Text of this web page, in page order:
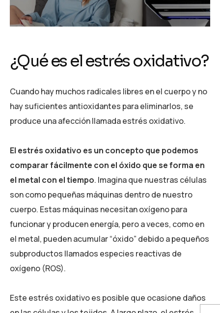
¿Qué es el estrés oxidativo?
Cuando hay muchos radicales libres en el cuerpo y no
hay suficientes antioxidantes para eliminarlos, se
produce una afección llamada estrés oxidativo.
El estrés oxidativo es un concepto que podemos
comparar fácilmente con el óxido que se forma en
el metal con el tiempo. Imagina que nuestras células
son como pequeñas máquinas dentro de nuestro
cuerpo. Estas máquinas necesitan oxígeno para
funcionar y producen energía, pero a veces, como en
el metal, pueden acumular “óxido” debido a pequeños
subproductos llamados especies reactivas de
oxígeno (ROS).
Este estrés oxidativo es posible que ocasione daños